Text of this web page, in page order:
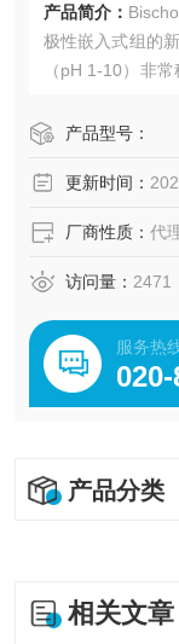
产品简介：
极性嵌入式组的
（pH 1-10）非
产品型号：
更新时间：
厂商性质： 代
访问量： 2471
服务热
产品分类
相关文章